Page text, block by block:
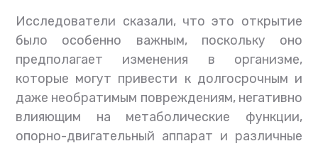
Исследователи сказали, что это открытие
было особенно важным, поскольку оно
предполагает изменения в организме,
которые могут привести к долгосрочным и
даже необратимым повреждениям, негативно
влияющим на метаболические функции,
опорно-двигательный аппарат и различные